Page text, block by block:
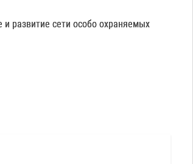
развитие сети особо охраняемых